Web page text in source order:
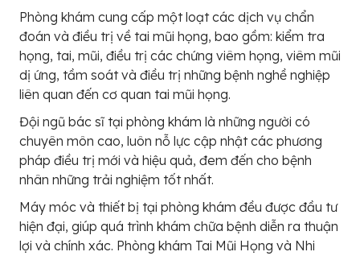
Phòng khám cung cấp một loạt các dịch vụ chẩn
đoán và điều trị về tai mũi họng, bao gồm: kiểm tra
họng, tai, mũi, điều trị các chứng viêm họng, viêm mũi
dị ứng, tầm soát và điều trị những bệnh nghề nghiệp
liên quan đến cơ quan tai mũi họng.
Đội ngũ bác sĩ tại phòng khám là những người có
chuyên môn cao, luôn nỗ lực cập nhật các phương
pháp điều trị mới và hiệu quả, đem đến cho bệnh
nhân những trải nghiệm tốt nhất.
Máy móc và thiết bị tại phòng khám đều được đầu tư
hiện đại, giúp quá trình khám chữa bệnh diễn ra thuận
lợi và chính xác. Phòng khám Tai Mũi Họng và Nhi